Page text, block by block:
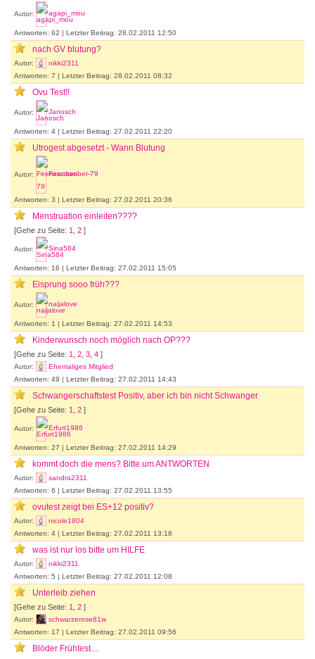
Autor: agapi_mou
Antworten: 62 | Letzter Beitrag: 28.02.2011 12:50
nach GV blutung?
Autor:
nikki2311
Antworten: 7 | Letzter Beitrag: 28.02.2011 08:32
Ovu Test!!
Autor: Janosch
Antworten: 4 | Letzter Beitrag: 27.02.2011 22:20
Utrogest abgesetzt - Wann Blutung
Autor: Feenzauber-79
Antworten: 3 | Letzter Beitrag: 27.02.2011 20:36
Menstruation einleiten????
[Gehe zu Seite: 1 2 ]
Autor: Sina584
Antworten: 16 | Letzter Beitrag: 27.02.2011 15:05
Eisprung sooo früh???
Autor: naijalove
Antworten: 1 | Letzter Beitrag: 27.02.2011 14:53
Kinderwunsch noch möglich nach OP???
[Gehe zu Seite: 1 2 3 4 ]
Autor:
Ehemaliges Mitglied
Antworten: 49 | Letzter Beitrag: 27.02.2011 14:43
Schwangerschaftstest Positiv, aber ich bin nicht Schwanger
[Gehe zu Seite: 1 2 ]
Autor: Erfurt1986
Antworten: 27 | Letzter Beitrag: 27.02.2011 14:29
kommt doch die mens? Bitte um ANTWORTEN
Autor:
sandra2311
Antworten: 6 | Letzter Beitrag: 27.02.2011 13:55
ovutest zeigt bei ES+12 positiv?
Autor:
nicole1804
Antworten: 4 | Letzter Beitrag: 27.02.2011 13:18
was ist nur los bitte um HILFE
Autor:
nikki2311
Antworten: 5 | Letzter Beitrag: 27.02.2011 12:08
Unterleib ziehen
[Gehe zu Seite: 1 2 ]
Autor:
schwarzerose81w
Antworten: 17 | Letzter Beitrag: 27.02.2011 09:56
Blöder Frühtest....